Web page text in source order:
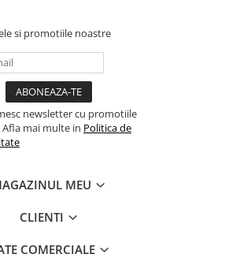
si promotiile noastre
newsletter cu promotiile
mai multe in Politica de
MEU
CLIENTI
COMERCIALE